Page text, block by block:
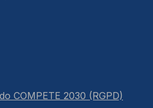
COMPETE 2030 (RGPD)